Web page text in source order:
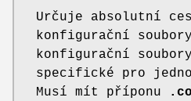
Určuje absolutní
konfigurační
konfigurační
specifické pro
Musí mít příponu